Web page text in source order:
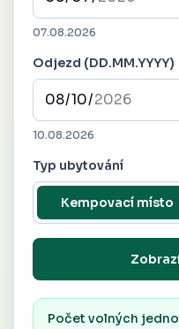
07.08.2026
Odjezd (DD.MM.YYYY)
10.08.2026
Typ ubytování
Kempovací místo
Počet volných